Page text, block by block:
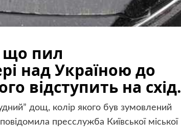
що пил
над Україною до
відступить на схід.
дощ, колір якого був зумовлений
пресслужба Київської міської